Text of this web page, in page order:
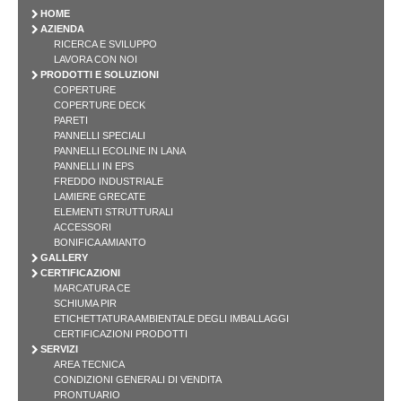
HOME
AZIENDA
RICERCA E SVILUPPO
LAVORA CON NOI
PRODOTTI E SOLUZIONI
COPERTURE
COPERTURE DECK
PARETI
PANNELLI SPECIALI
PANNELLI ECOLINE IN LANA
PANNELLI IN EPS
FREDDO INDUSTRIALE
LAMIERE GRECATE
ELEMENTI STRUTTURALI
ACCESSORI
BONIFICA AMIANTO
GALLERY
CERTIFICAZIONI
MARCATURA CE
SCHIUMA PIR
ETICHETTATURA AMBIENTALE DEGLI IMBALLAGGI
CERTIFICAZIONI PRODOTTI
SERVIZI
AREA TECNICA
CONDIZIONI GENERALI DI VENDITA
PRONTUARIO